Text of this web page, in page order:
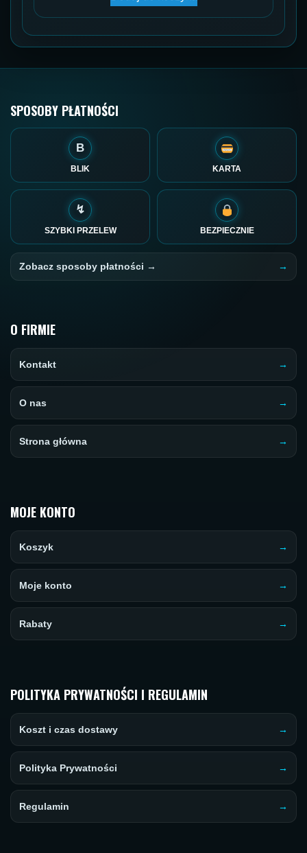
SPOSOBY PŁATNOŚCI
B
BLIK KARTA
↯
SZYBKI PRZELEW BEZPIECZNIE
Zobacz sposoby płatności →
O FIRMIE
Kontakt
O nas
Strona główna
MOJE KONTO
Koszyk
Moje konto
Rabaty
POLITYKA PRYWATNOŚCI I REGULAMIN
Koszt i czas dostawy
Polityka Prywatności
Regulamin